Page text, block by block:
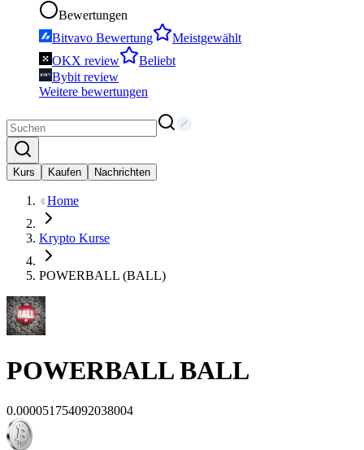
Bewertungen
Bitvavo Bewertung
Meistgewählt
OKX review
Beliebt
Bybit review
Weitere bewertungen
Kurs Kaufen Nachrichten
Home
Krypto Kurse
POWERBALL (BALL)
POWERBALL BALL
0.000051754092038004